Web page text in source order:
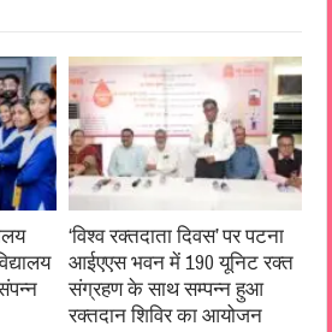
‘विश्व रक्तदाता दिवस’ पर पटना
आईएएस भवन में 190 यूनिट रक्त
संग्रहण के साथ सम्पन्न हुआ
रक्तदान शिविर का आयोजन